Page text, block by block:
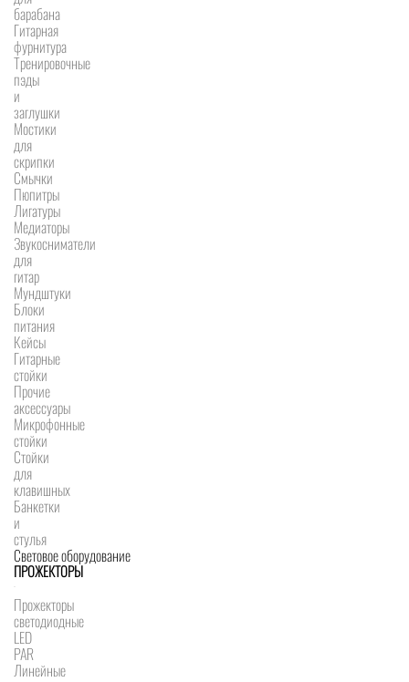
барабана
Гитарная
фурнитура
Тренировочные
пэды
и
заглушки
Мостики
для
скрипки
Смычки
Пюпитры
Лигатуры
Медиаторы
Звукосниматели
для
гитар
Мундштуки
Блоки
питания
Кейсы
Гитарные
стойки
Прочие
аксессуары
Микрофонные
стойки
Стойки
для
клавишных
Банкетки
и
стулья
Световое оборудование
ПРОЖЕКТОРЫ
Прожекторы
светодиодные
LED
PAR
Линейные